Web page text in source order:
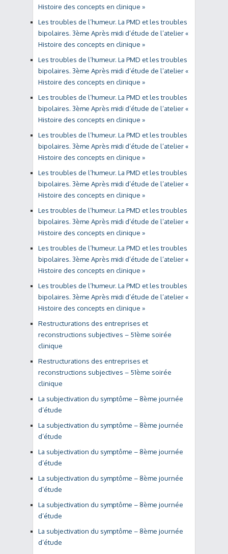
Histoire des concepts en clinique »
Les troubles de l’humeur. La PMD et les troubles
bipolaires. 3ème Après midi d’étude de l’atelier «
Histoire des concepts en clinique »
Les troubles de l’humeur. La PMD et les troubles
bipolaires. 3ème Après midi d’étude de l’atelier «
Histoire des concepts en clinique »
Les troubles de l’humeur. La PMD et les troubles
bipolaires. 3ème Après midi d’étude de l’atelier «
Histoire des concepts en clinique »
Les troubles de l’humeur. La PMD et les troubles
bipolaires. 3ème Après midi d’étude de l’atelier «
Histoire des concepts en clinique »
Les troubles de l’humeur. La PMD et les troubles
bipolaires. 3ème Après midi d’étude de l’atelier «
Histoire des concepts en clinique »
Les troubles de l’humeur. La PMD et les troubles
bipolaires. 3ème Après midi d’étude de l’atelier «
Histoire des concepts en clinique »
Les troubles de l’humeur. La PMD et les troubles
bipolaires. 3ème Après midi d’étude de l’atelier «
Histoire des concepts en clinique »
Les troubles de l’humeur. La PMD et les troubles
bipolaires. 3ème Après midi d’étude de l’atelier «
Histoire des concepts en clinique »
Restructurations des entreprises et
reconstructions subjectives – 51ème soirée
clinique
Restructurations des entreprises et
reconstructions subjectives – 51ème soirée
clinique
La subjectivation du symptôme – 8ème journée
d’étude
La subjectivation du symptôme – 8ème journée
d’étude
La subjectivation du symptôme – 8ème journée
d’étude
La subjectivation du symptôme – 8ème journée
d’étude
La subjectivation du symptôme – 8ème journée
d’étude
La subjectivation du symptôme – 8ème journée
d’étude